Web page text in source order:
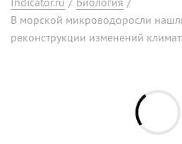
В морской микроводоросли
реконструкции изменений